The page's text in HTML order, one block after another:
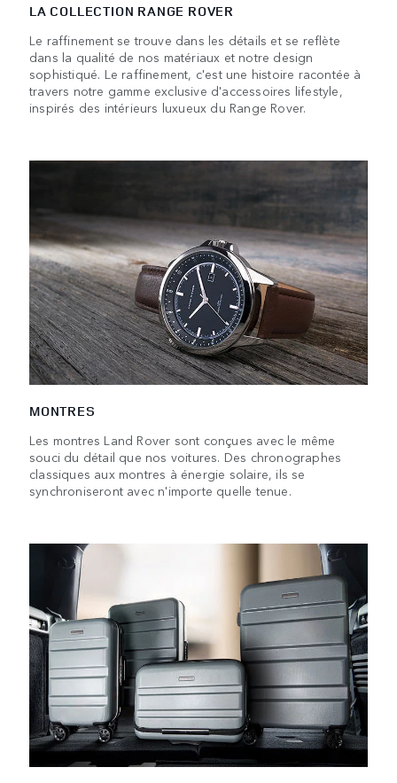
LA COLLECTION RANGE ROVER
Le raffinement se trouve dans les détails et se reflète
dans la qualité de nos matériaux et notre design
sophistiqué. Le raffinement, c'est une histoire racontée à
travers notre gamme exclusive d'accessoires lifestyle,
inspirés des intérieurs luxueux du Range Rover.
MONTRES
Les montres Land Rover sont conçues avec le même
souci du détail que nos voitures. Des chronographes
classiques aux montres à énergie solaire, ils se
synchroniseront avec n'importe quelle tenue.